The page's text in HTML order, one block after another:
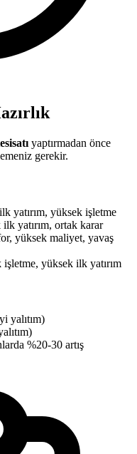
yaptırmadan önce
gerekir.
yatırım, yüksek işletme
yatırım, ortak karar
yüksek maliyet, yavaş
yüksek ilk yatırım
yalıtım)
%20-30 artış